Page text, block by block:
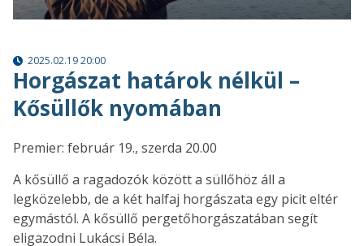
2025.02.19 20:00
Horgászat határok nélkül –
Kősüllők nyomában
Premier: február 19., szerda 20.00
A kősüllő a ragadozók között a süllőhöz áll a
legközelebb, de a két halfaj horgászata egy picit eltér
egymástól. A kősüllő pergetőhorgászatában segít
eligazodni Lukácsi Béla.